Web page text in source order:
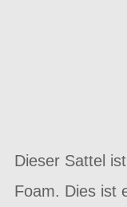
Dieser Sattel
Foam. Dies ist